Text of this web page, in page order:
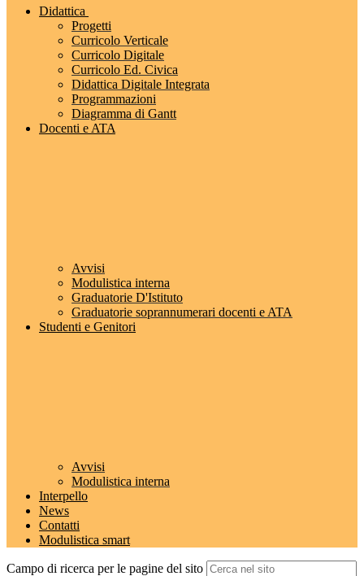
Didattica
Progetti
Curricolo Verticale
Curricolo Digitale
Curricolo Ed. Civica
Didattica Digitale Integrata
Programmazioni
Diagramma di Gantt
Docenti e ATA
Avvisi
Modulistica interna
Graduatorie D'Istituto
Graduatorie soprannumerari docenti e ATA
Studenti e Genitori
Avvisi
Modulistica interna
Interpello
News
Contatti
Modulistica smart
Campo di ricerca per le pagine del sito